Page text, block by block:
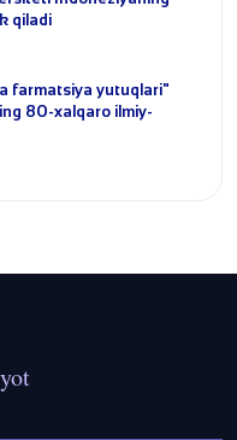
qiladi
farmatsiya yutuqlari"
80-xalqaro ilmiy-